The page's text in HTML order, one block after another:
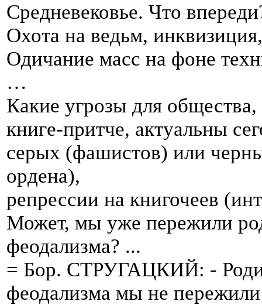
Средневековье. Что
Охота на ведьм,
Одичание масс на фоне
…
Какие угрозы для
книге-притче, актуальны
серых (фашистов) или
ордена),
репрессии на книгочеев
Может, мы уже пережили
феодализма? ...
= Бор. СТРУГАЦКИЙ: -
феодализма мы не